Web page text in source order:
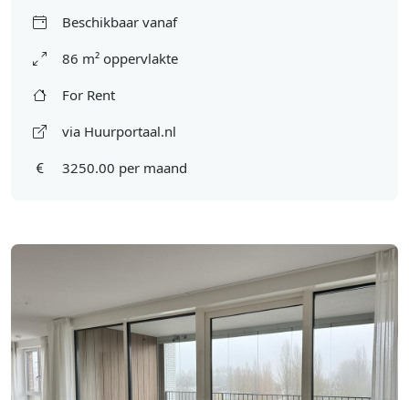
Beschikbaar vanaf
86 m² oppervlakte
For Rent
via Huurportaal.nl
3250.00 per maand